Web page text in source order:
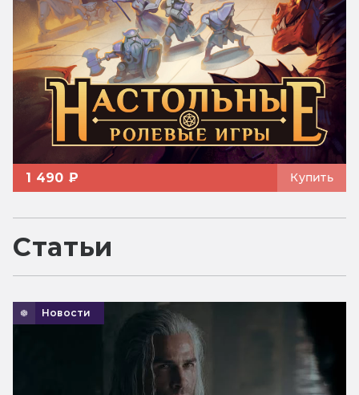
1 490 ₽ Купить
Статьи
Новости